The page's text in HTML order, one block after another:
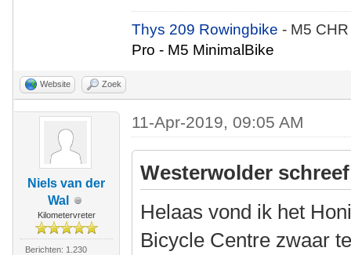
Thys 209 Rowingbike- M5
Pro - M5 MinimalBike
Website Zoek
Niels van der
Wal
Kilometervreter
Berichten: 1.230
11-Apr-2019, 09:05 AM
Westerwolder
Helaas vond ik het
Bicycle Centre zwaar